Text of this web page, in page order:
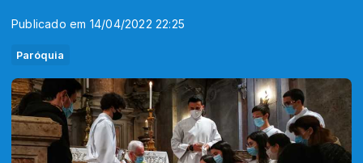
Publicado em 14/04/2022 22:25
Paróquia